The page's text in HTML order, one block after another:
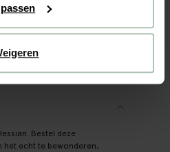
Bestel deze
echt te bewonderen,